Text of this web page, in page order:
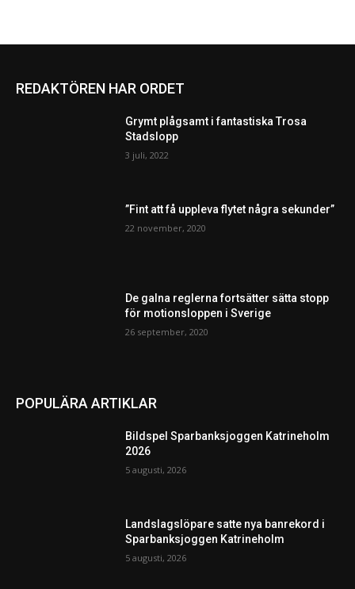
REDAKTÖREN HAR ORDET
Grymt plågsamt i fantastiska Trosa
Stadslopp
3 juli, 2022
”Fint att få uppleva flytet några sekunder”
22 november, 2020
De galna reglerna fortsätter sätta stopp
för motionsloppen i Sverige
26 september, 2020
POPULÄRA ARTIKLAR
Bildspel Sparbanksjoggen Katrineholm
2026
5 augusti, 2026
Landslagslöpare satte nya banrekord i
Sparbanksjoggen Katrineholm
5 augusti, 2026